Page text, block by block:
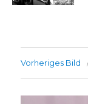
Vorheriges Bild